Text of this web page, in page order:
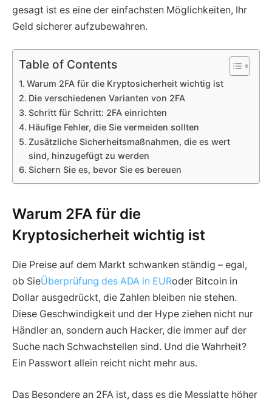
gesagt ist es eine der einfachsten Möglichkeiten, Ihr
Geld sicherer aufzubewahren.
Table of Contents
Warum 2FA für die Kryptosicherheit wichtig ist
Die verschiedenen Varianten von 2FA
Schritt für Schritt: 2FA einrichten
Häufige Fehler, die Sie vermeiden sollten
Zusätzliche Sicherheitsmaßnahmen, die es wert
sind, hinzugefügt zu werden
Sichern Sie es, bevor Sie es bereuen
Warum 2FA für die
Kryptosicherheit wichtig ist
Die Preise auf dem Markt schwanken ständig – egal,
ob SieÜberprüfung des ADA in EURoder Bitcoin in
Dollar ausgedrückt, die Zahlen bleiben nie stehen.
Diese Geschwindigkeit und der Hype ziehen nicht nur
Händler an, sondern auch Hacker, die immer auf der
Suche nach Schwachstellen sind. Und die Wahrheit?
Ein Passwort allein reicht nicht mehr aus.
Das Besondere an 2FA ist, dass es die Messlatte höher